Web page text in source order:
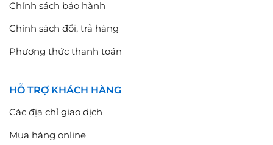
Chính sách bảo hành
Chính sách đổi, trả hàng
Phương thức thanh toán
HỖ TRỢ KHÁCH HÀNG
Các địa chỉ giao dịch
Mua hàng online